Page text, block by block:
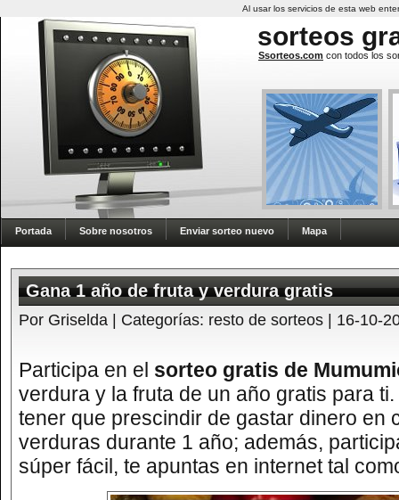
sorteos
Ssorteos.com con todos los
Portada Sobre nosotros Enviar sorteo nuevo Mapa
Gana 1 año de fruta y verdura gratis
Por Griselda | Categorías: resto de sorteos | 16-10-
Participa en el sorteo gratis de
verdura y la fruta de un año gratis para
tener que prescindir de gastar dinero en
verduras durante 1 año; además,
súper fácil, te apuntas en internet tal
Al usar los servicios de esta web